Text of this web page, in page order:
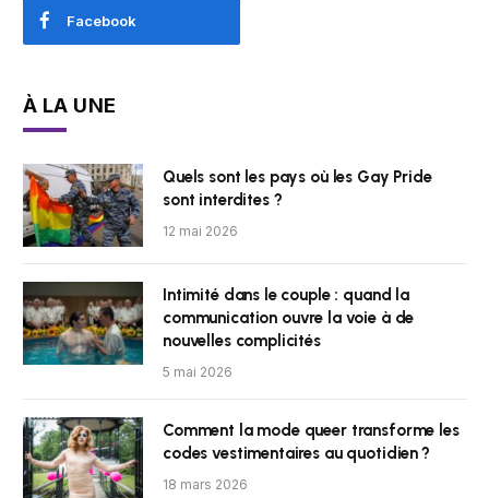
Facebook
À LA UNE
Quels sont les pays où les Gay Pride
sont interdites ?
12 mai 2026
Intimité dans le couple : quand la
communication ouvre la voie à de
nouvelles complicités
5 mai 2026
Comment la mode queer transforme les
codes vestimentaires au quotidien ?
18 mars 2026